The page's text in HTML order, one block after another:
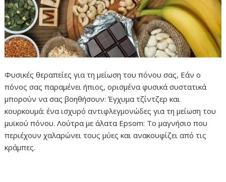
Φυσικές θεραπείες για τη μείωση του πόνου σας, Εάν ο
πόνος σας παραμένει ήπιος, ορισμένα φυσικά συστατικά
μπορούν να σας βοηθήσουν: Έγχυμα τζίντζερ και
κουρκουμά: ένα ισχυρό αντιφλεγμονώδες για τη μείωση του
μυϊκού πόνου. Λούτρα με άλατα Epsom: Το μαγνήσιο που
περιέχουν χαλαρώνει τους μύες και ανακουφίζει από τις
κράμπες.